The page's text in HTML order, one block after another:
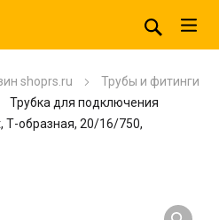
shoprs.ru
Трубы и фитинги
Трубка для подключения
Т-образная, 20/16/750,